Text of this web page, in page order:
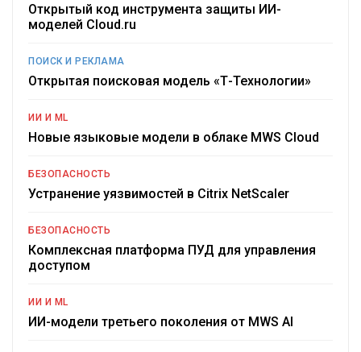
Открытый код инструмента защиты ИИ-
моделей Cloud.ru
ПОИСК И РЕКЛАМА
Открытая поисковая модель «Т-Технологии»
ИИ И ML
Новые языковые модели в облаке MWS Cloud
БЕЗОПАСНОСТЬ
Устранение уязвимостей в Citrix NetScaler
БЕЗОПАСНОСТЬ
Комплексная платформа ПУД для управления
доступом
ИИ И ML
ИИ-модели третьего поколения от MWS AI